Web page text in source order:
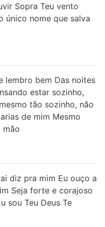
Sopra Teu vento
único nome que salva
lembro bem Das noites
estar sozinho,
tão sozinho, não
de mim Mesmo
mão
diz pra mim Eu ouço a
Seja forte e corajoso
sou Teu Deus Te